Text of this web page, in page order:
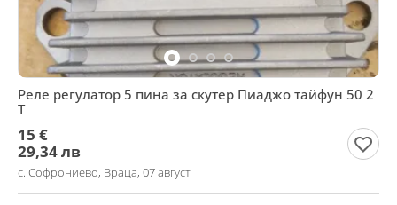
Реле регулатор 5 пина за скутер Пиаджо тайфун 50 2
Т
15 €
29,34 лв
с. Софрониево, Враца, 07 август